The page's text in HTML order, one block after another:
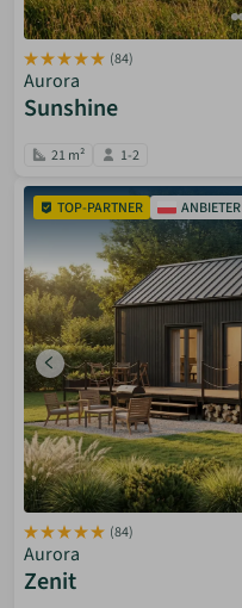
(84)
Aurora
Sunshine
21 m² 1-2
TOP-PARTNER ANBIETER
(84)
Aurora
Zenit